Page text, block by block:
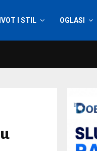
I STIL OGLASI